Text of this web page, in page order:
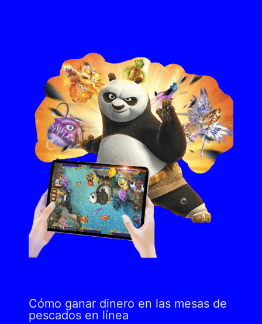
Cómo ganar dinero en las mesas de
pescados en línea